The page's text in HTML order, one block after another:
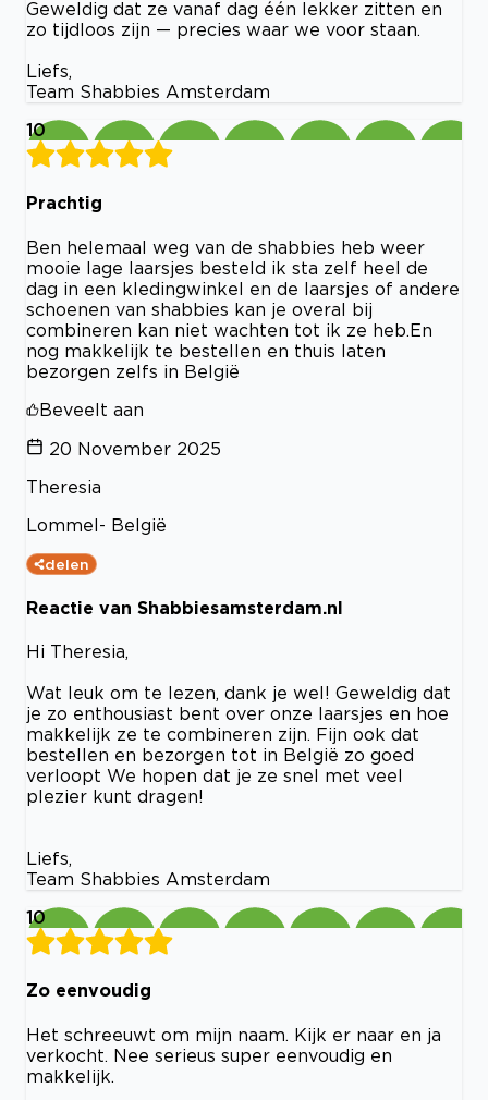
Geweldig dat ze vanaf dag één lekker zitten en
zo tijdloos zijn — precies waar we voor staan.
Liefs,
Team Shabbies Amsterdam
10
Prachtig
Ben helemaal weg van de shabbies heb weer
mooie lage laarsjes besteld ik sta zelf heel de
dag in een kledingwinkel en de laarsjes of andere
schoenen van shabbies kan je overal bij
combineren kan niet wachten tot ik ze heb.En
nog makkelijk te bestellen en thuis laten
bezorgen zelfs in België
Beveelt aan
20 November 2025
Theresia
Lommel- België
delen
Reactie van Shabbiesamsterdam.nl
Hi Theresia,
Wat leuk om te lezen, dank je wel! Geweldig dat
je zo enthousiast bent over onze laarsjes en hoe
makkelijk ze te combineren zijn. Fijn ook dat
bestellen en bezorgen tot in België zo goed
verloopt We hopen dat je ze snel met veel
plezier kunt dragen!
Liefs,
Team Shabbies Amsterdam
10
Zo eenvoudig
Het schreeuwt om mijn naam. Kijk er naar en ja
verkocht. Nee serieus super eenvoudig en
makkelijk.